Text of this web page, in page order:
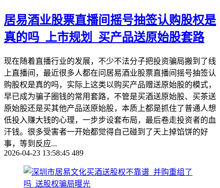
居易酒业股票直播间摇号抽签认购股权是
真的吗_上市规划_买产品送原始股套路
现在随着直播行业的发展，不少不法分子把投资骗局搬到了线
上直播间，最近很多人都在问居易酒业股票直播间摇号抽签认
购股权是真的吗，实际上这类以购买产品赠送原始股的模式，
早已成为骗子圈钱的常用套路，不管是买酒送原始股、买茶送
原始股还是买其他产品送原始股，本质上都是抓住了普通人想
低投入赚大钱的心理，一步步设套布局，最后卷走投资者的血
汗钱。很多受害者一开始都觉得自己碰到了天上掉馅饼的好
事，等到反应...
2026-04-23 13:58:45 489